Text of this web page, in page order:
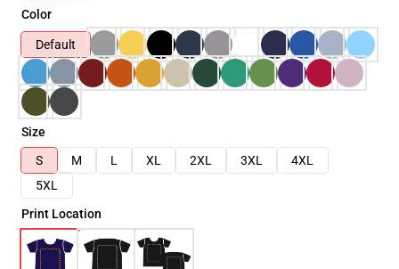
Color
Default
Size
S
M L XL 2XL 3XL
4XL
5XL
Print Location